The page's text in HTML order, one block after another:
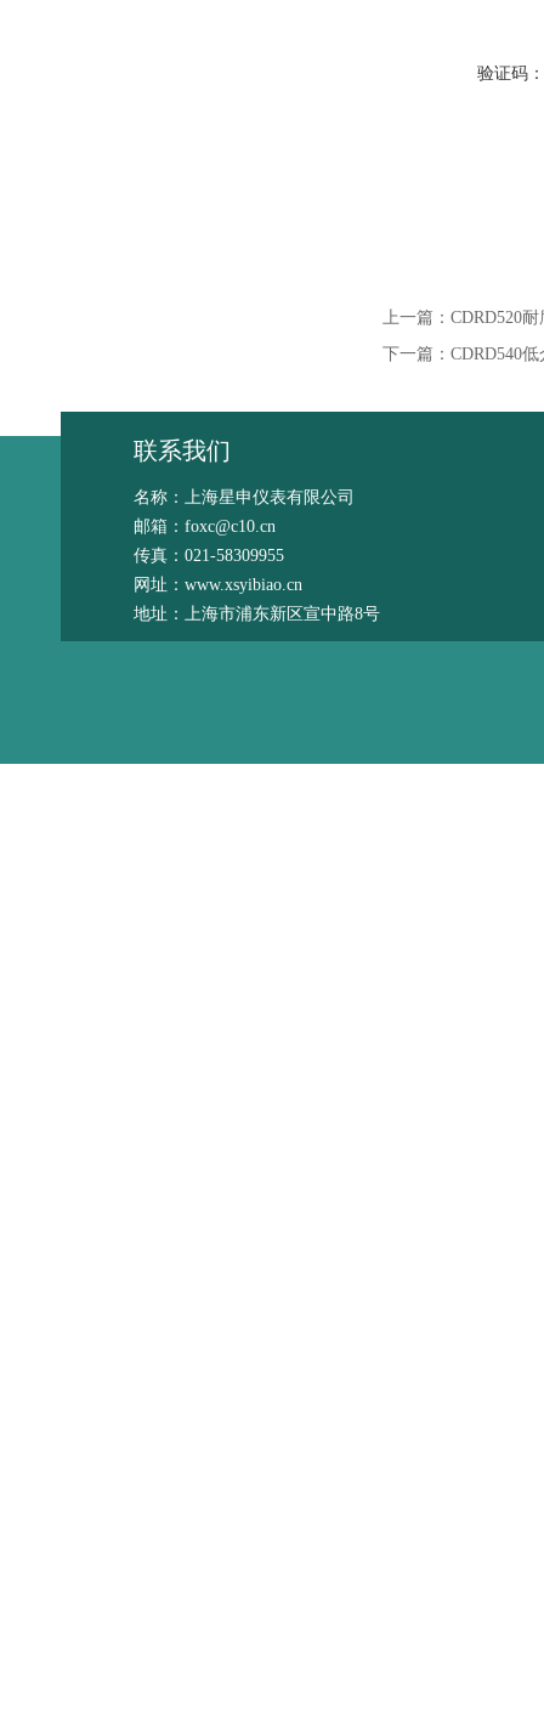
验证码：
上一篇： CDRD520
下一篇： CDRD540
联系我们
名称：上海星申仪表有限公司
邮箱：foxc@c10.cn
传真：021-58309955
网址：www.xsyibiao.cn
地址：上海市浦东新区宣中路8号